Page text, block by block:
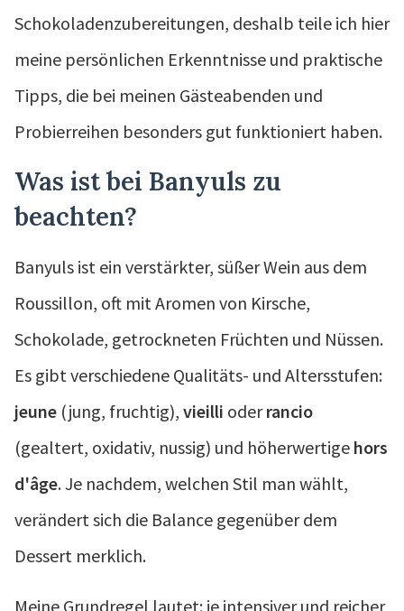
Schokoladenzubereitungen, deshalb teile ich hier
meine persönlichen Erkenntnisse und praktische
Tipps, die bei meinen Gästeabenden und
Probierreihen besonders gut funktioniert haben.
Was ist bei Banyuls zu
beachten?
Banyuls ist ein verstärkter, süßer Wein aus dem
Roussillon, oft mit Aromen von Kirsche,
Schokolade, getrockneten Früchten und Nüssen.
Es gibt verschiedene Qualitäts- und Altersstufen:
jeune (jung, fruchtig), vieilli oderrancio
(gealtert, oxidativ, nussig) und höherwertige hors
d'âge. Je nachdem, welchen Stil man wählt,
verändert sich die Balance gegenüber dem
Dessert merklich.
Meine Grundregel lautet: je intensiver und reicher